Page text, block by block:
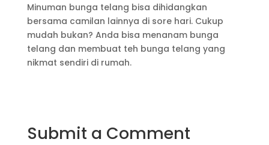
Minuman bunga telang bisa dihidangkan
bersama camilan lainnya di sore hari. Cukup
mudah bukan? Anda bisa menanam bunga
telang dan membuat teh bunga telang yang
nikmat sendiri di rumah.
Submit a Comment